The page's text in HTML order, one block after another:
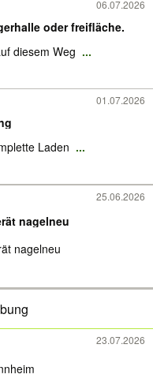
06.07.2026
suche kleine lagerhalle oder freifläche.
diesem Weg ...
01.07.2026
Laden ...
25.06.2026
nagelneu
nagelneu
23.07.2026